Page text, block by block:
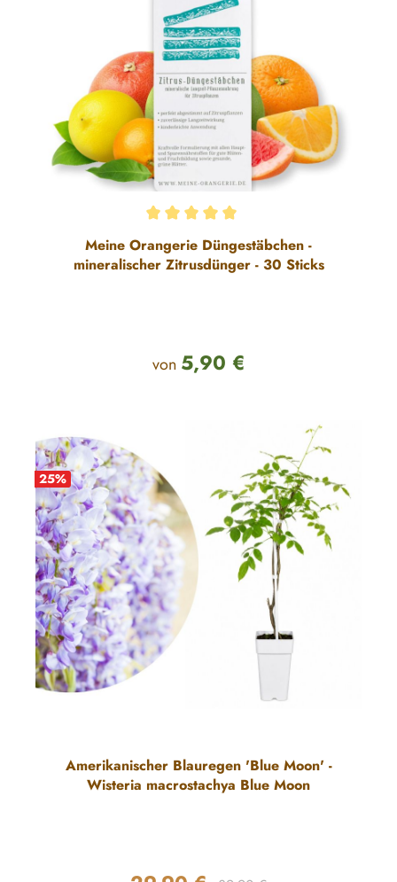
Durchschnittliche Bewertung von 5 von 5 Sternen
Meine Orangerie Düngestäbchen -
mineralischer Zitrusdünger - 30 Sticks
Regulärer Preis:
von 5,90 €
25%
Amerikanischer Blauregen 'Blue Moon' -
Wisteria macrostachya Blue Moon